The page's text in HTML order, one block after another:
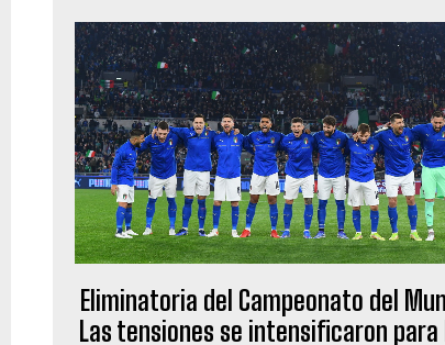
Eliminatoria del Campeonato del
Las tensiones se intensificaron para